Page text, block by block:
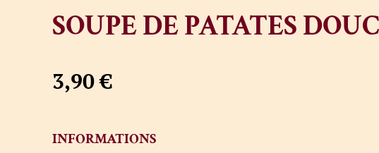
SOUPE DE PATATES
3,90€
INFORMATIONS